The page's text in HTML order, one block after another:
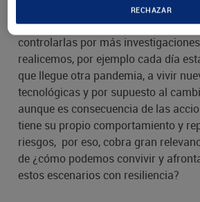
Sin duda, es imposible escaparse de
imprevistas en el entorno, ya que no
controlarlas por más
realicemos, por ejemplo cada día
que llegue otra pandemia, a vivir
tecnológicas y por supuesto al
aunque es consecuencia de las
tiene su propio comportamiento y
riesgos, por eso, cobra gran
de ¿cómo podemos convivir y
estos escenarios con resiliencia?
RECHAZAR